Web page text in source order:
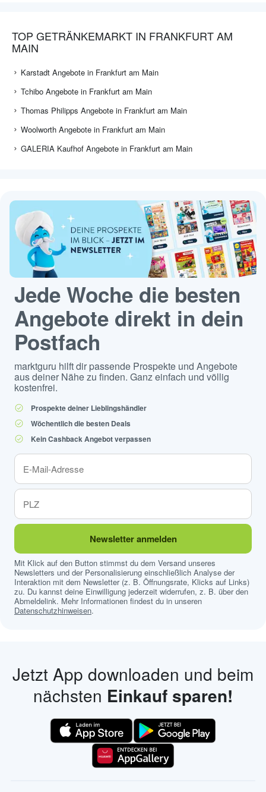
TOP GETRÄNKEMARKT IN FRANKFURT AM
MAIN
Karstadt Angebote in Frankfurt am Main
Tchibo Angebote in Frankfurt am Main
Thomas Philipps Angebote in Frankfurt am Main
Woolworth Angebote in Frankfurt am Main
GALERIA Kaufhof Angebote in Frankfurt am Main
Jede Woche die besten
Angebote direkt in dein
Postfach
marktguru hilft dir passende Prospekte und Angebote
aus deiner Nähe zu finden. Ganz einfach und völlig
kostenfrei.
Prospekte deiner Lieblingshändler
Wöchentlich die besten Deals
Kein Cashback Angebot verpassen
Newsletter anmelden
Mit Klick auf den Button stimmst du dem Versand unseres
Newsletters und der Personalisierung einschließlich Analyse der
Interaktion mit dem Newsletter (z. B. Öffnungsrate, Klicks auf Links)
zu. Du kannst deine Einwilligung jederzeit widerrufen, z. B. über den
Abmeldelink. Mehr Informationen findest du in unseren
Datenschutzhinweisen.
Jetzt App downloaden und beim
nächsten Einkauf sparen!